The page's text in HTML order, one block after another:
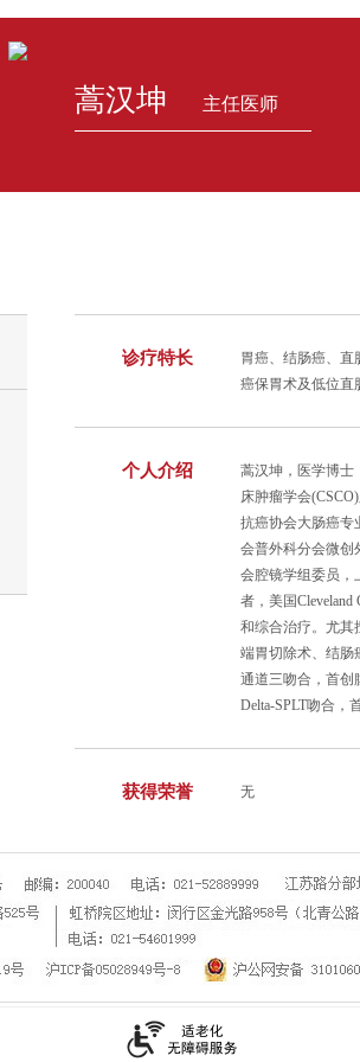
蒿汉坤 主任医师
诊疗特长
胃癌、结肠癌、直
癌保胃术及低位直
个人介绍
蒿汉坤，医学博士
床肿瘤学会
抗癌协会大肠癌专
会普外科分会微创
会腔镜学组委员，
者，美国
和综合治疗。尤其
端胃切除术、结肠
通道三吻合，首创
Delta-SPLT吻合，
获得荣誉 无